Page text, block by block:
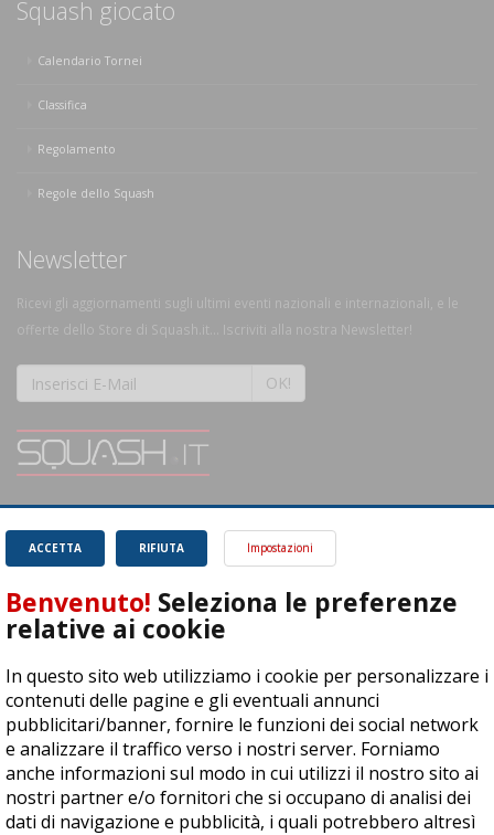
Squash giocato
Calendario Tornei
Classifica
Regolamento
Regole dello Squash
Newsletter
Ricevi gli aggiornamenti sugli ultimi eventi nazionali e internazionali, e le
offerte dello Store di Squash.it... Iscriviti alla nostra Newsletter!
OK!
magnifico sport.
Leggi
RIFIUTA
ACCETTA Impostazioni
Benvenuto! Seleziona le preferenze
relative ai cookie
In questo sito web utilizziamo i cookie per personalizzare i
contenuti delle pagine e gli eventuali annunci
pubblicitari/banner, fornire le funzioni dei social network
e analizzare il traffico verso i nostri server. Forniamo
anche informazioni sul modo in cui utilizzi il nostro sito ai
nostri partner e/o fornitori che si occupano di analisi dei
dati di navigazione e pubblicità, i quali potrebbero altresì
ASD Let's Sport - Via T. Olivelli 3, 25014 Castenedolo (BS) - P. Iva:
04278030988
© Copyright 2015 | All Rights Reserved - Powered byDynDevice
Privacy Policy Cookie Policy Accessibilità Sitemap